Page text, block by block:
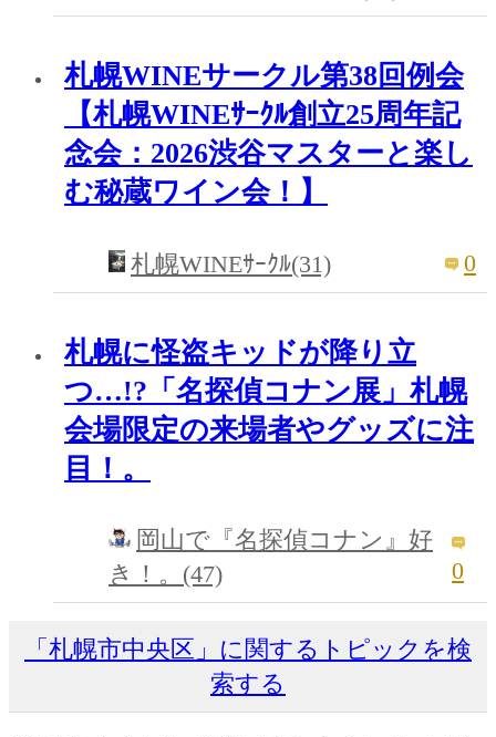
札幌WINEサークル第38回例会
【札幌WINEｻｰｸﾙ創立25周年記
念会：2026渋谷マスターと楽し
む秘蔵ワイン会！】
札幌WINEｻｰｸﾙ(31) 0
札幌に怪盗キッドが降り立
つ…!?「名探偵コナン展」札幌
会場限定の来場者やグッズに注
目！。
岡山で『名探偵コナン』好
き！。(47)
0
「札幌市中央区」に関するトピックを検
索する